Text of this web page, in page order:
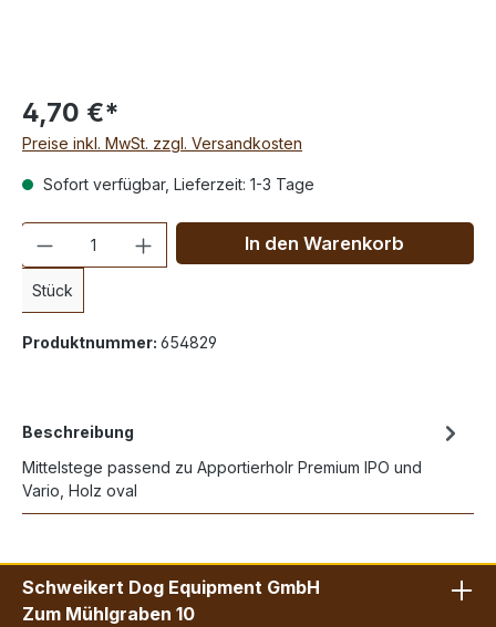
4,70 €*
Preise inkl. MwSt. zzgl. Versandkosten
Sofort verfügbar, Lieferzeit: 1-3 Tage
Anzahl
Stück
In den Warenkorb
Produktnummer: 654829
Beschreibung
Mittelstege passend zu Apportierholr Premium IPO und
Vario, Holz oval
Schweikert Dog Equipment GmbH
Zum Mühlgraben 10